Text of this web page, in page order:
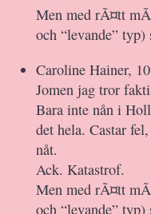
Men med rÃ¤tt
och “levande”
Caroline Hainer,
Jomen jag tror
Bara inte nån i
det hela. Castar
nåt.
Ack. Katastrof.
Men med rÃ¤tt
och “levande”